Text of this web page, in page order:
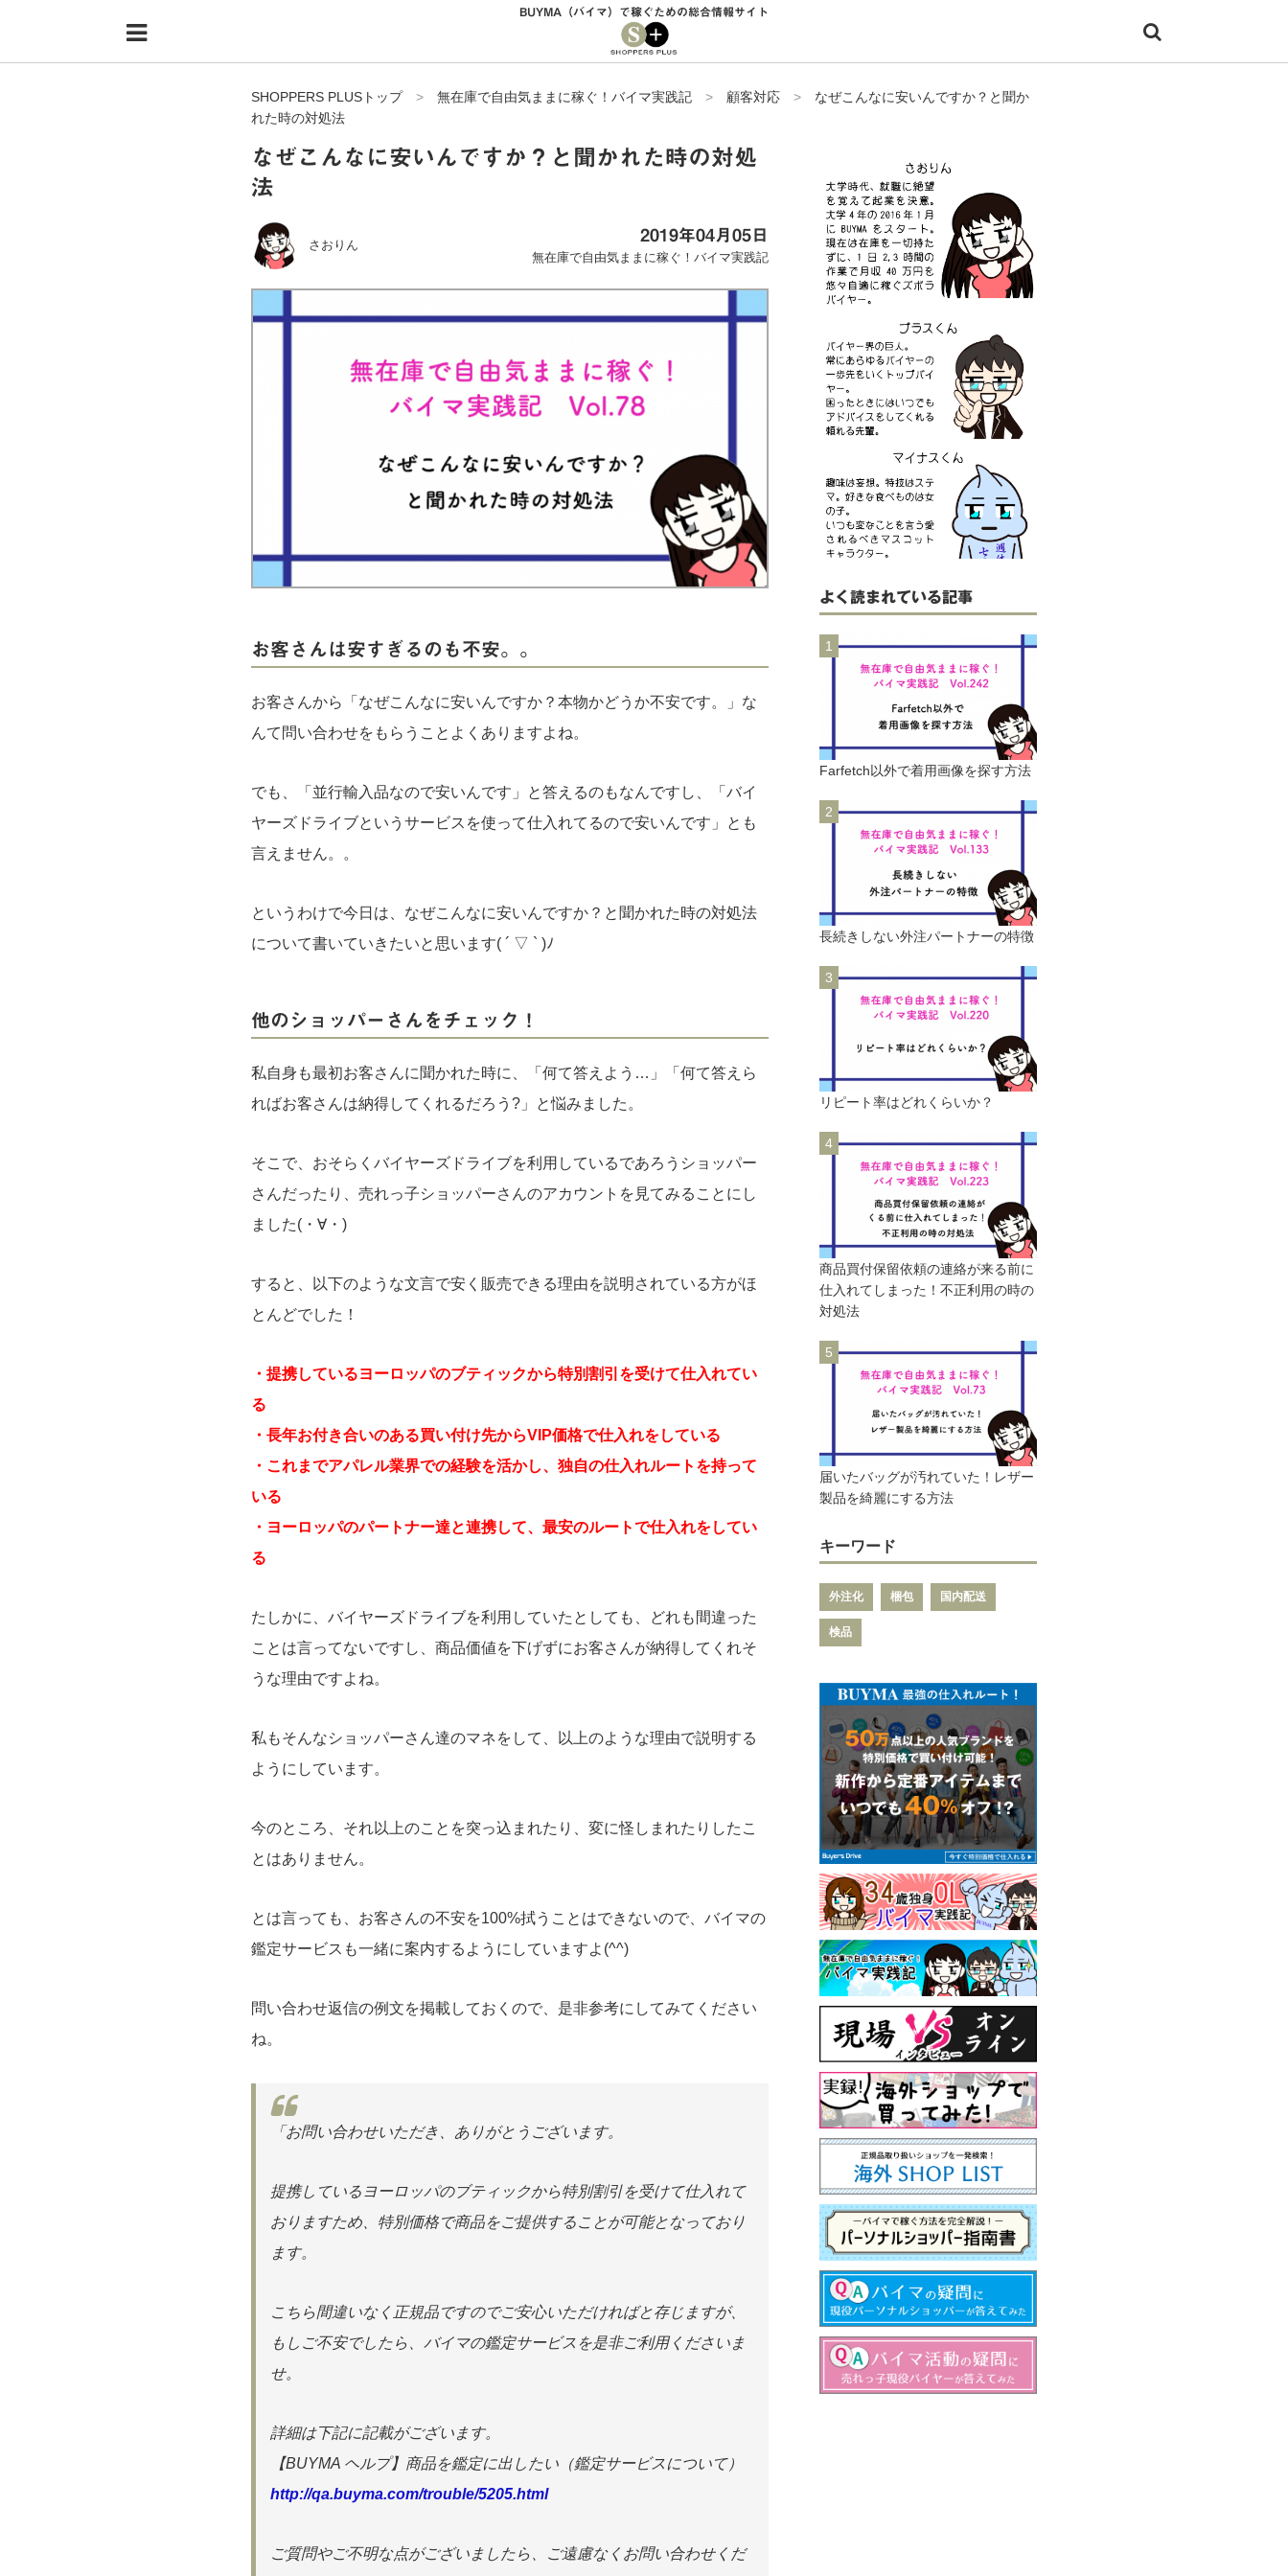
HOME
無在庫で自由気ままに稼ぐ！バイマ実践記
バイマの疑問に現役パーソナルショッパーが答えてみた
BUYMA（バイマ）で稼ぐための総合情報サイト
SHOPPERS PLUSトップ> 無在庫で自由気ままに稼ぐ！バイマ実践記 > 顧客対応 > なぜこんなに安いんですか？と聞か
れた時の対処法
なぜこんなに安いんですか？と聞かれた時の対処
法
さおりん
2019年04月05日
無在庫で自由気ままに稼ぐ！バイマ実践記
お客さんは安すぎるのも不安。。
お客さんから「なぜこんなに安いんですか？本物かどうか不安です。」な
んて問い合わせをもらうことよくありますよね。
でも、「並行輸入品なので安いんです」と答えるのもなんですし、「バイ
ヤーズドライブというサービスを使って仕入れてるので安いんです」とも
言えません。。
というわけで今日は、なぜこんなに安いんですか？と聞かれた時の対処法
について書いていきたいと思います( ´ ▽ ` )ﾉ
他のショッパーさんをチェック！
私自身も最初お客さんに聞かれた時に、「何て答えよう…」「何て答えら
ればお客さんは納得してくれるだろう?」と悩みました。
そこで、おそらくバイヤーズドライブを利用しているであろうショッパー
さんだったり、売れっ子ショッパーさんのアカウントを見てみることにし
ました(・∀・)
すると、以下のような文言で安く販売できる理由を説明されている方がほ
とんどでした！
・提携しているヨーロッパのブティックから特別割引を受けて仕入れてい
る
・長年お付き合いのある買い付け先からVIP価格で仕入れをしている
・これまでアパレル業界での経験を活かし、独自の仕入れルートを持って
いる
・ヨーロッパのパートナー達と連携して、最安のルートで仕入れをしてい
る
たしかに、バイヤーズドライブを利用していたとしても、どれも間違った
ことは言ってないですし、商品価値を下げずにお客さんが納得してくれそ
うな理由ですよね。
私もそんなショッパーさん達のマネをして、以上のような理由で説明する
ようにしています。
今のところ、それ以上のことを突っ込まれたり、変に怪しまれたりしたこ
とはありません。
とは言っても、お客さんの不安を100%拭うことはできないので、バイマの
鑑定サービスも一緒に案内するようにしていますよ(^^)
問い合わせ返信の例文を掲載しておくので、是非参考にしてみてください
ね。
「お問い合わせいただき、ありがとうございます。
提携しているヨーロッパのブティックから特別割引を受けて仕入れて
おりますため、特別価格で商品をご提供することが可能となっており
ます。
こちら間違いなく正規品ですのでご安心いただければと存じますが、
もしご不安でしたら、バイマの鑑定サービスを是非ご利用くださいま
せ。
詳細は下記に記載がございます。
【BUYMA ヘルプ】商品を鑑定に出したい（鑑定サービスについて）
http://qa.buyma.com/trouble/5205.html
ご質問やご不明な点がございましたら、ご遠慮なくお問い合わせくだ
よく読まれている記事
Farfetch以外で着用画像を探す方法
長続きしない外注パートナーの特徴
リピート率はどれくらいか？
商品買付保留依頼の連絡が来る前に
仕入れてしまった！不正利用の時の
対処法
届いたバッグが汚れていた！レザー
製品を綺麗にする方法
キーワード
外注化 梱包 国内配送
検品